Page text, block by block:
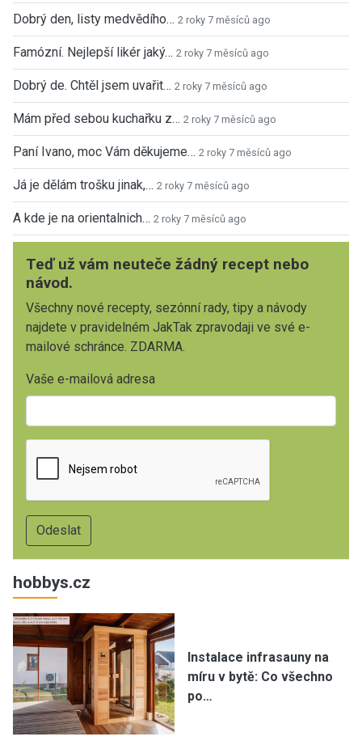
Dobrý den, listy medvědího… 2 roky 7 měsíců ago
Famózní. Nejlepší likér jaký… 2 roky 7 měsíců ago
Dobrý de. Chtěl jsem uvařit… 2 roky 7 měsíců ago
Mám před sebou kuchařku z… 2 roky 7 měsíců ago
Paní Ivano, moc Vám děkujeme… 2 roky 7 měsíců ago
Já je dělám trošku jinak,… 2 roky 7 měsíců ago
A kde je na orientalnich… 2 roky 7 měsíců ago
Teď už vám neuteče žádný recept nebo
návod.
Všechny nové recepty, sezónní rady, tipy a návody
najdete v pravidelném JakTak zpravodaji ve své e-
mailové schránce. ZDARMA.
Vaše e-mailová adresa
hobbys.cz
Instalace infrasauny na
míru v bytě: Co všechno
po…